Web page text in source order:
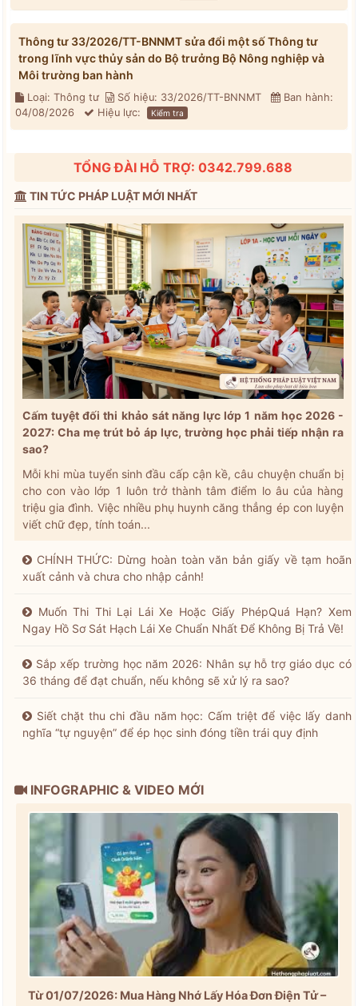
Thông tư 33/2026/TT-BNNMT sửa đổi một số Thông tư
trong lĩnh vực thủy sản do Bộ trưởng Bộ Nông nghiệp và
Môi trường ban hành
Loại: Thông tư Số hiệu: 33/2026/TT-BNNMT
Ban hành:
04/08/2026
Hiệu lực: Kiểm tra
TỔNG ĐÀI HỖ TRỢ: 0342.799.688
TIN TỨC PHÁP LUẬT MỚI NHẤT
Cấm tuyệt đối thi khảo sát năng lực lớp 1 năm học 2026 -
2027: Cha mẹ trút bỏ áp lực, trường học phải tiếp nhận ra
sao?
Mỗi khi mùa tuyển sinh đầu cấp cận kề, câu chuyện chuẩn bị
cho con vào lớp 1 luôn trở thành tâm điểm lo âu của hàng
triệu gia đình. Việc nhiều phụ huynh căng thẳng ép con luyện
viết chữ đẹp, tính toán...
CHÍNH THỨC: Dừng hoàn toàn văn bản giấy về tạm hoãn
xuất cảnh và chưa cho nhập cảnh!
Muốn Thi Thi Lại Lái Xe Hoặc Giấy PhépQuá Hạn? Xem
Ngay Hồ Sơ Sát Hạch Lái Xe Chuẩn Nhất Để Không Bị Trả Về!
Sắp xếp trường học năm 2026: Nhân sự hỗ trợ giáo dục có
36 tháng để đạt chuẩn, nếu không sẽ xử lý ra sao?
Siết chặt thu chi đầu năm học: Cấm triệt để việc lấy danh
nghĩa “tự nguyện” để ép học sinh đóng tiền trái quy định
INFOGRAPHIC & VIDEO MỚI
Từ 01/07/2026: Mua Hàng Nhớ Lấy Hóa Đơn Điện Tử –